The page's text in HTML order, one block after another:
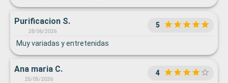
Purificacion S.
28/06/2026
5
Muy variadas y entretenidas
Ana maria C.
25/05/2026
4